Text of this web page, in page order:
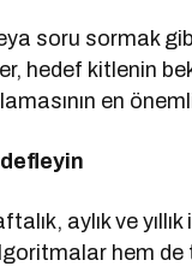
soru sormak
hedef kitlenin
en önemli
aylık ve
hem